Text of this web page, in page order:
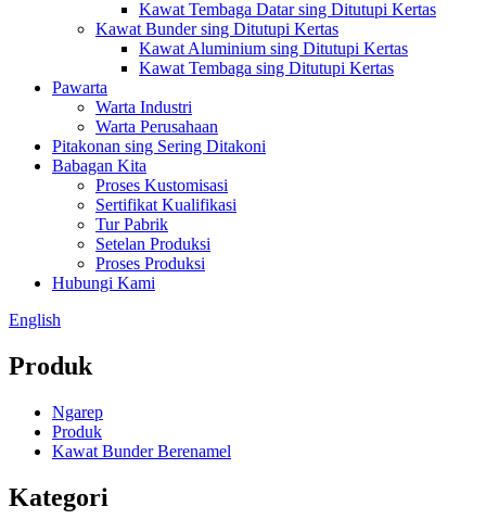
Kawat Tembaga Datar sing Ditutupi Kertas
Kawat Bunder sing Ditutupi Kertas
Kawat Aluminium sing Ditutupi Kertas
Kawat Tembaga sing Ditutupi Kertas
Pawarta
Warta Industri
Warta Perusahaan
Pitakonan sing Sering Ditakoni
Babagan Kita
Proses Kustomisasi
Sertifikat Kualifikasi
Tur Pabrik
Setelan Produksi
Proses Produksi
Hubungi Kami
English
Produk
Ngarep
Produk
Kawat Bunder Berenamel
Kategori